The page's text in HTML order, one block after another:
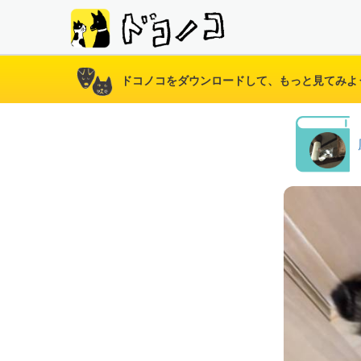
ドコノコをダウンロードして、もっと見てみ